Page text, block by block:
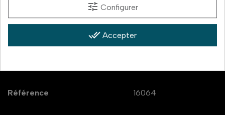
Référence 16064
tune Configurer
done_all Accepter